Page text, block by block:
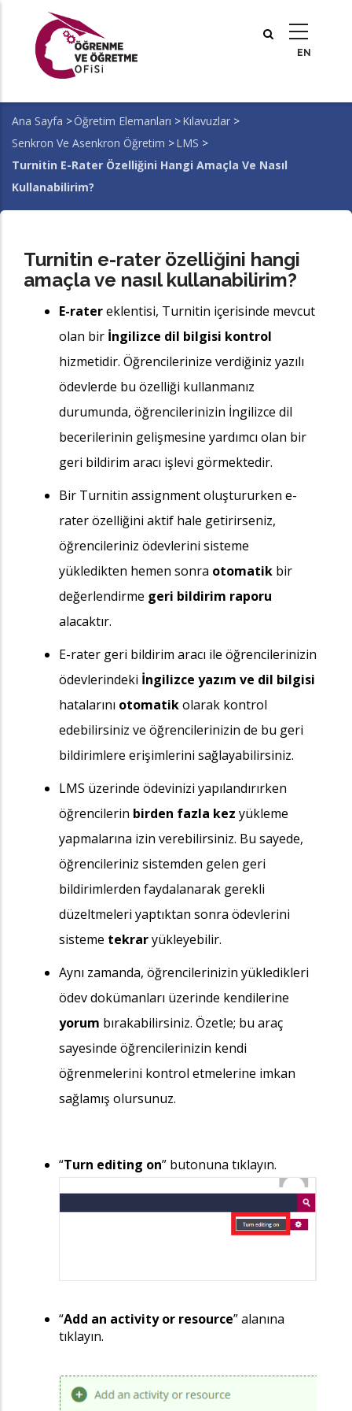
içeriğe
Sayfa
yolu
Ana Sayfa >Öğretim Elemanları >Kılavuzlar >
Senkron Ve Asenkron Öğretim >LMS >
Turnitin E-Rater Özelliğini Hangi Amaçla Ve Nasıl
Kullanabilirim?
Turnitin e-rater özelliğini hangi
amaçla ve nasıl kullanabilirim?
E-ratereklentisi, Turnitin içerisinde mevcut
olan bir İngilizce dil bilgisi kontrol
hizmetidir. Öğrencilerinize verdiğiniz yazılı
ödevlerde bu özelliği kullanmanız
durumunda, öğrencilerinizin İngilizce dil
becerilerinin gelişmesine yardımcı olan bir
geri bildirim aracı işlevi görmektedir.
Bir Turnitin assignment oluştururken e-
rater özelliğini aktif hale getirirseniz,
öğrencileriniz ödevlerini sisteme
yükledikten hemen sonra otomatik bir
değerlendirme geri bildirim raporu
alacaktır.
E-rater geri bildirim aracı ile öğrencilerinizin
ödevlerindeki İngilizce yazım ve dil bilgisi
hatalarını otomatikolarak kontrol
edebilirsiniz ve öğrencilerinizin de bu geri
bildirimlere erişimlerini sağlayabilirsiniz.
LMS üzerinde ödevinizi yapılandırırken
öğrencilerin birden fazla kez yükleme
yapmalarına izin verebilirsiniz. Bu sayede,
öğrencileriniz sistemden gelen geri
bildirimlerden faydalanarak gerekli
düzeltmeleri yaptıktan sonra ödevlerini
sisteme tekraryükleyebilir.
Aynı zamanda, öğrencilerinizin yükledikleri
ödev dokümanları üzerinde kendilerine
yorum bırakabilirsiniz. Özetle; bu araç
sayesinde öğrencilerinizin kendi
öğrenmelerini kontrol etmelerine imkan
sağlamış olursunuz.
“Turn editing on” butonuna tıklayın.
“Add an activity or resource” alanına
tıklayın.